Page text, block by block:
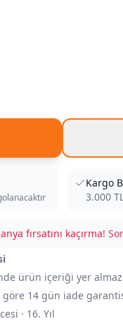
Kargo
3.000
fırsatını kaçırma!
ürün içeriği yer
göre 14 gün iade
· 16. Yıl